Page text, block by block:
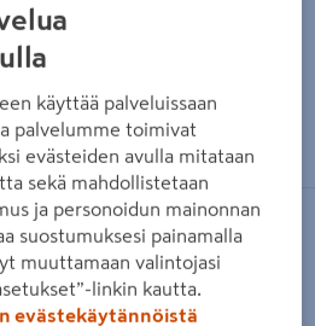
sormilla kosketusnäytöllä
RY18BI150A-0
käyttää palveluissaan
palvelumme toimivat
evästeiden avulla mitataan
sekä mahdollistetaan
ja personoidun mainonnan
suostumuksesi painamalla
muuttamaan valintojasi
linkin kautta.
evästekäytännöistä